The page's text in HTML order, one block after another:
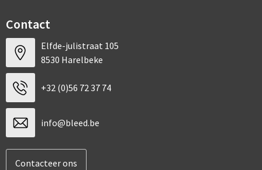
Contact
Elfde-julistraat 105
8530 Harelbeke
+32 (0)56 72 37 74
info@bleed.be
Contacteer ons